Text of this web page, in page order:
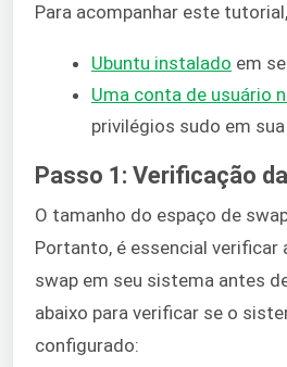
Para acompanhar este
Ubuntu instalado em
Uma conta de usuário
privilégios sudo em sua
Passo 1: Verificação
O tamanho do espaço de
Portanto, é essencial verificar
swap em seu sistema antes
abaixo para verificar se o
configurado: